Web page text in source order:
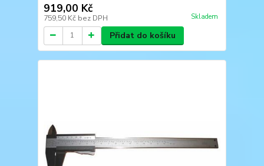
919,00 Kč
759,50 Kč bez DPH Skladem
Přidat do košíku